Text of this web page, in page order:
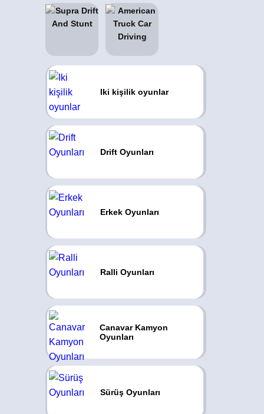
Iki kişilik oyunlar
Drift Oyunları
Erkek Oyunları
Ralli Oyunları
Canavar Kamyon
Oyunları
Sürüş Oyunları